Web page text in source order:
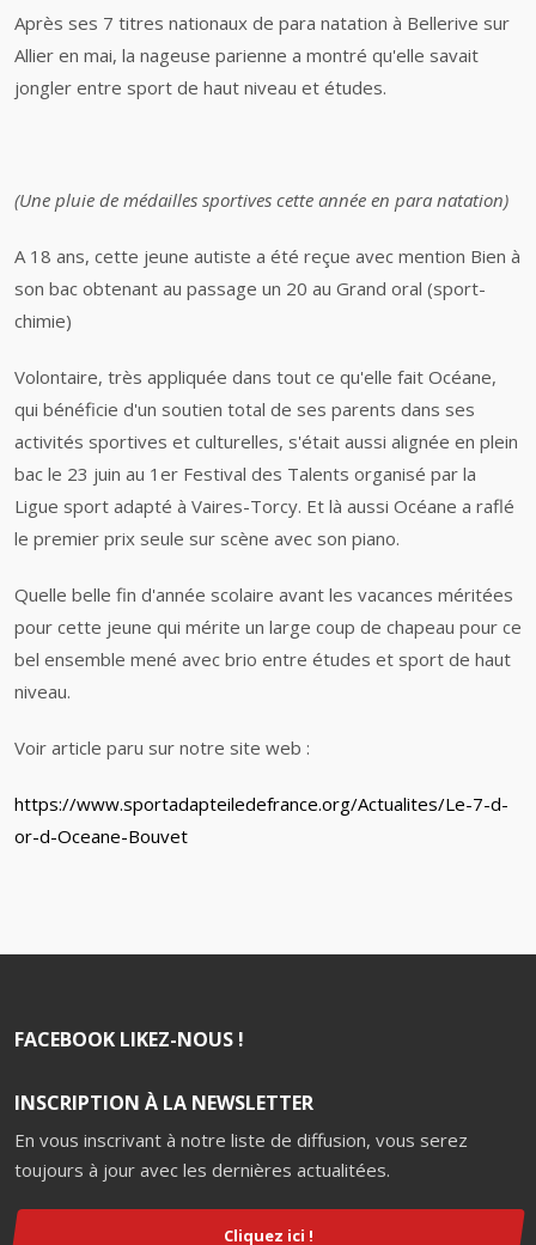
Après ses 7 titres nationaux de para natation à Bellerive sur
Allier en mai, la nageuse parienne a montré qu'elle savait
jongler entre sport de haut niveau et études.
(Une pluie de médailles sportives cette année en para natation)
A 18 ans, cette jeune autiste a été reçue avec mention Bien à
son bac obtenant au passage un 20 au Grand oral (sport-
chimie)
Volontaire, très appliquée dans tout ce qu'elle fait Océane,
qui bénéficie d'un soutien total de ses parents dans ses
activités sportives et culturelles, s'était aussi alignée en plein
bac le 23 juin au 1er Festival des Talents organisé par la
Ligue sport adapté à Vaires-Torcy. Et là aussi Océane a raflé
le premier prix seule sur scène avec son piano.
Quelle belle fin d'année scolaire avant les vacances méritées
pour cette jeune qui mérite un large coup de chapeau pour ce
bel ensemble mené avec brio entre études et sport de haut
niveau.
Voir article paru sur notre site web :
https://www.sportadapteiledefrance.org/Actualites/Le-7-d-
or-d-Oceane-Bouvet
FACEBOOK LIKEZ-NOUS !
INSCRIPTION À LA NEWSLETTER
En vous inscrivant à notre liste de diffusion, vous serez
toujours à jour avec les dernières actualitées.
Cliquez ici !